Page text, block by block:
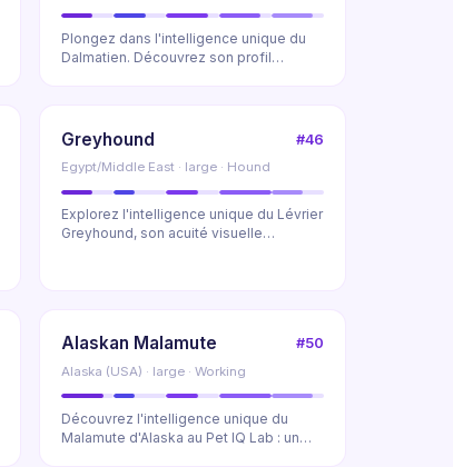
Plongez dans l'intelligence unique du
Dalmatien. Découvrez son profil
Greyhound #46
Egypt/Middle East · large · Hound
Explorez l'intelligence unique du Lévrier
Greyhound, son acuité visuelle
Alaskan Malamute #50
Alaska (USA) · large · Working
Découvrez l'intelligence unique du
Malamute d'Alaska au Pet IQ Lab : un